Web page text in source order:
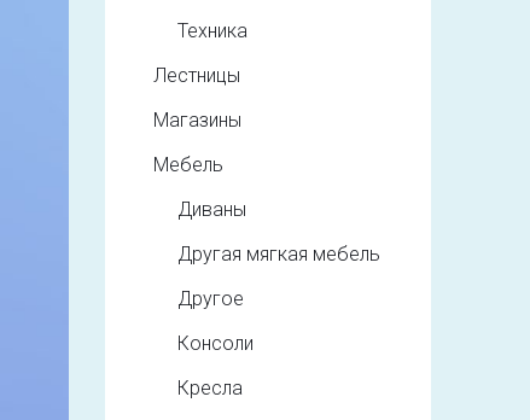
Техника
Лестницы
Магазины
Мебель
Диваны
Другая мягкая мебель
Другое
Консоли
Кресла